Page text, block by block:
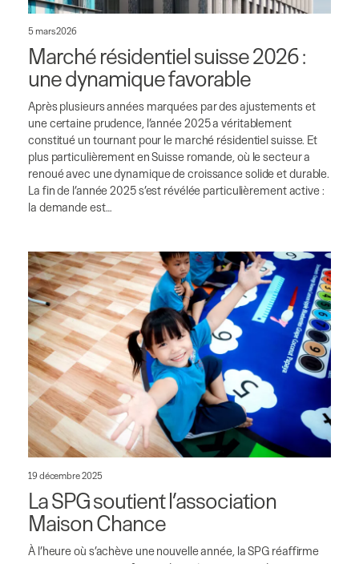
5 mars 2026
Marché résidentiel suisse 2026 :
une dynamique favorable
Après plusieurs années marquées par des ajustements et
une certaine prudence, l’année 2025 a véritablement
constitué un tournant pour le marché résidentiel suisse. Et
plus particulièrement en Suisse romande, où le secteur a
renoué avec une dynamique de croissance solide et durable.
La fin de l’année 2025 s’est révélée particulièrement active :
la demande est…
19 décembre 2025
La SPG soutient l’association
Maison Chance
À l’heure où s’achève une nouvelle année, la SPG réaffirme